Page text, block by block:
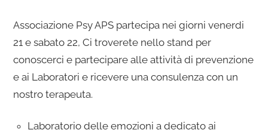
Associazione Psy APS partecipa nei giorni venerdi
21 e sabato 22, Ci troverete nello stand per
conoscerci e partecipare alle attività di prevenzione
e ai Laboratori e ricevere una consulenza con un
nostro terapeuta.
Laboratorio delle emozioni a dedicato ai